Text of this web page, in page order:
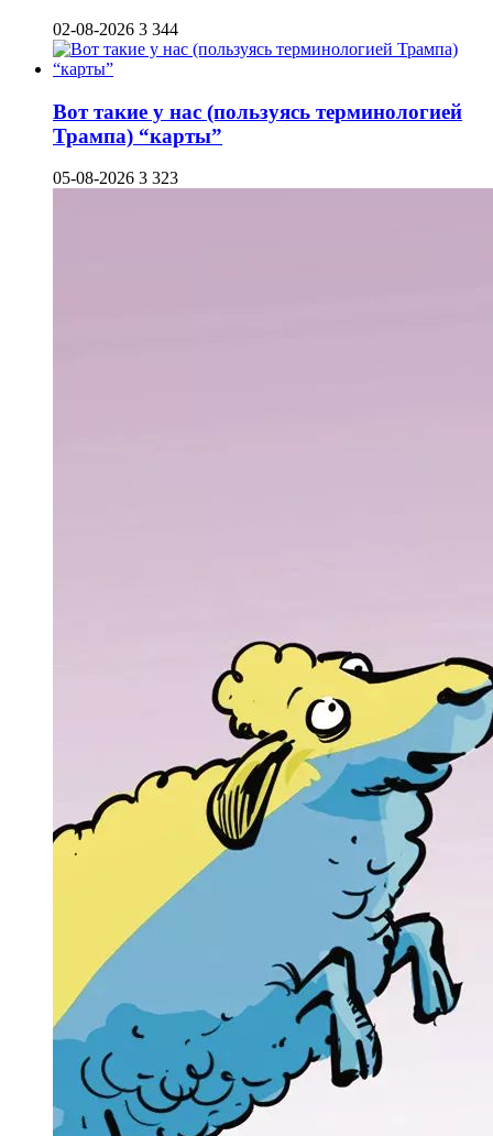
02-08-2026 3 344
Вот такие у нас (пользуясь терминологией
Трампа) “карты”
05-08-2026 3 323